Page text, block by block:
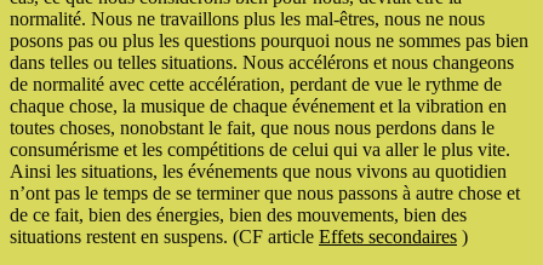
normalité. Nous ne travaillons plus les mal-êtres, nous ne nous
posons pas ou plus les questions pourquoi nous ne sommes pas bien
dans telles ou telles situations. Nous accélérons et nous changeons
de normalité avec cette accélération, perdant de vue le rythme de
chaque chose, la musique de chaque événement et la vibration en
toutes choses, nonobstant le fait, que nous nous perdons dans le
consumérisme et les compétitions de celui qui va aller le plus vite.
Ainsi les situations, les événements que nous vivons au quotidien
n’ont pas le temps de se terminer que nous passons à autre chose et
de ce fait, bien des énergies, bien des mouvements, bien des
situations restent en suspens. (CF article Effets secondaires )